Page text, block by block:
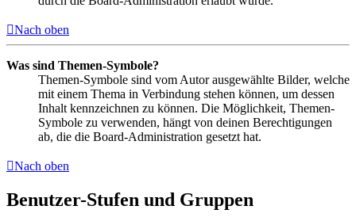
Nach oben
Was sind Themen-Symbole?
Themen-Symbole sind vom Autor ausgewählte Bilder, welche
mit einem Thema in Verbindung stehen können, um dessen
Inhalt kennzeichnen zu können. Die Möglichkeit, Themen-
Symbole zu verwenden, hängt von deinen Berechtigungen
ab, die die Board-Administration gesetzt hat.
Nach oben
Benutzer-Stufen und Gruppen